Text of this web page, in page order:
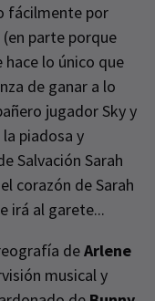
fácilmente por
parte porque
hace lo único que
de ganar a lo
jugador Sky y
piadosa y
Salvación Sarah
corazón de Sarah
irá al garete...
deArlene
musical y